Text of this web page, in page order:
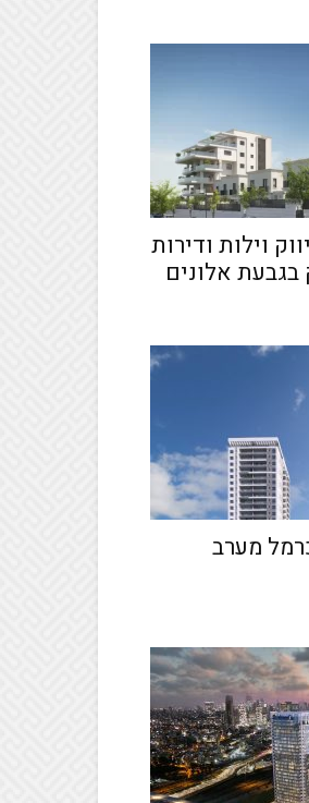
וילות ודירות
בגבעת אלונים
מערב